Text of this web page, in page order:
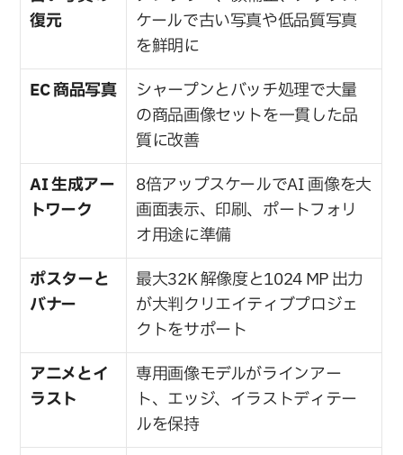
復元
ケールで古い写真や低品質写真
を鮮明に
EC 商品写真
シャープンとバッチ処理で大量
の商品画像セットを一貫した品
質に改善
AI 生成アー
トワーク
8倍アップスケールでAI 画像を大
画面表示、印刷、ポートフォリ
オ用途に準備
ポスターと
バナー
最大32K 解像度と1024 MP 出力
が大判クリエイティブプロジェ
クトをサポート
アニメとイ
ラスト
専用画像モデルがラインアー
ト、エッジ、イラストディテー
ルを保持